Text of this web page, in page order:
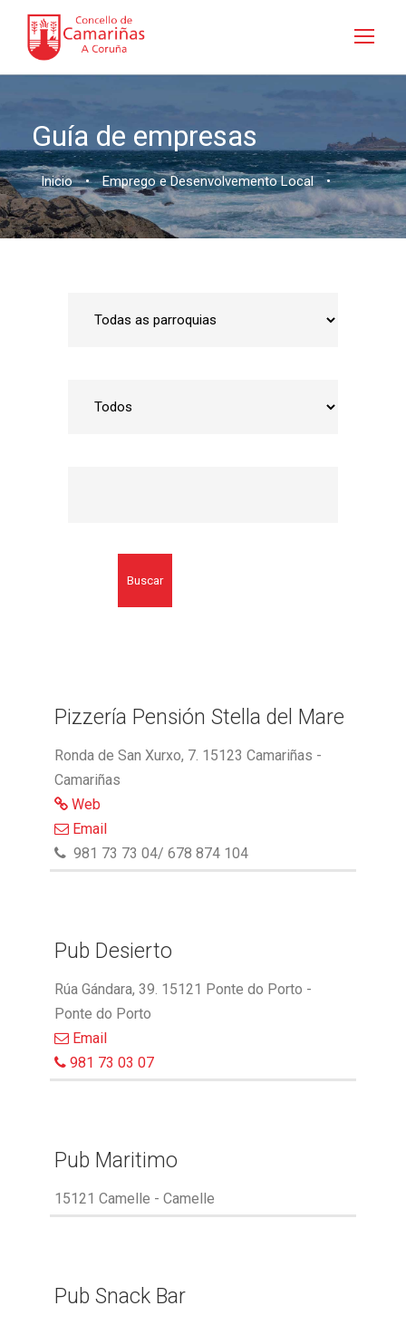
Guía de empresas
Inicio • Emprego e Desenvolvemento Local •
Buscar
Pizzería Pensión Stella del Mare
Ronda de San Xurxo, 7. 15123 Camariñas -
Camariñas
Web
Email
981 73 73 04/ 678 874 104
Pub Desierto
Rúa Gándara, 39. 15121 Ponte do Porto -
Ponte do Porto
Email
981 73 03 07
Pub Maritimo
15121 Camelle - Camelle
Pub Snack Bar